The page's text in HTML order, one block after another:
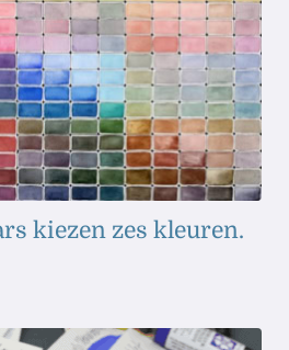
kiezen zes kleuren.